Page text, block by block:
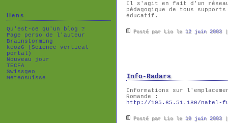
Il s'agit en fait d'un réseau
pédagogique de tous
éducatif.
Posté par Lio le 12 juin 2003
Info-Radars
Informations sur
Romande :
http://195.65.51.180/natel-
Posté par Lio le 10 juin 2003
liens
Qu'est-ce qu'un blog ?
Page perso de l'auteur
Brainstorming
keoz6 (Science vertical
portal)
Nouveau jour
TECFA
Swissgeo
Meteosuisse